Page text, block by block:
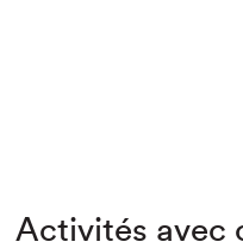
Activités avec